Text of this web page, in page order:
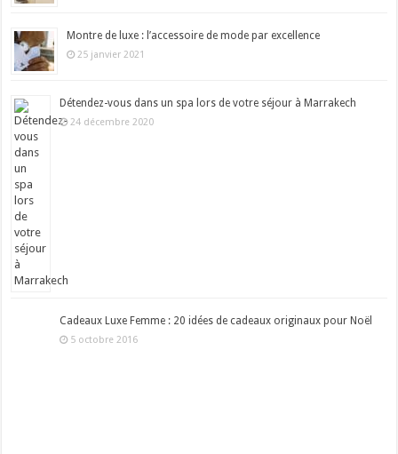
Montre de luxe : l’accessoire de mode par excellence
25 janvier 2021
Détendez-vous dans un spa lors de votre séjour à Marrakech
24 décembre 2020
Cadeaux Luxe Femme : 20 idées de cadeaux originaux pour Noël
5 octobre 2016